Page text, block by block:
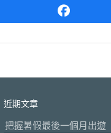
近期文章
把握暑假最後一個月出遊